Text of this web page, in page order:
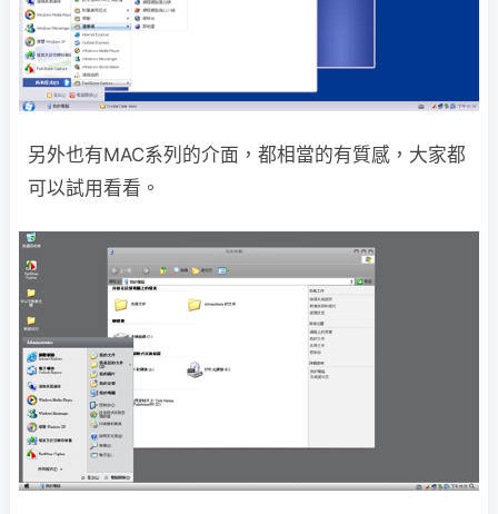
另外也有MAC系列的介面，都相當的有質感，大家都
可以試用看看。